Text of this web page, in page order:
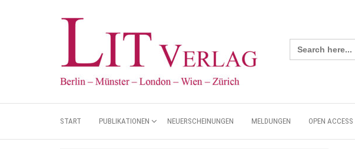
Search
for:
START PUBLIKATIONEN NEUERSCHEINUNGEN MELDUNGEN OPEN ACCESS